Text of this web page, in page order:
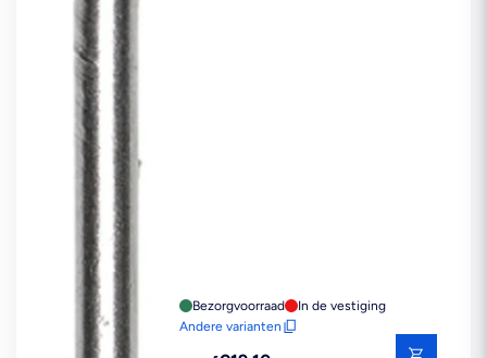
Bezorgvoorraad
In de vestiging
Andere varianten